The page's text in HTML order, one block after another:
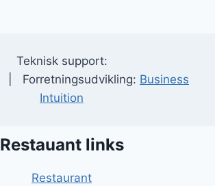
Teknisk support:
| Forretningsudvikling: Business
Intuition
Restauant links
Restaurant